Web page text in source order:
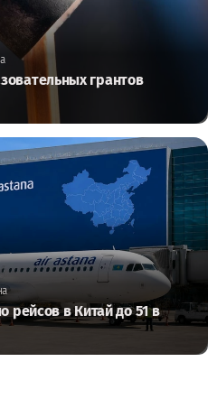
грантов
рейсов в Китай до 51 в